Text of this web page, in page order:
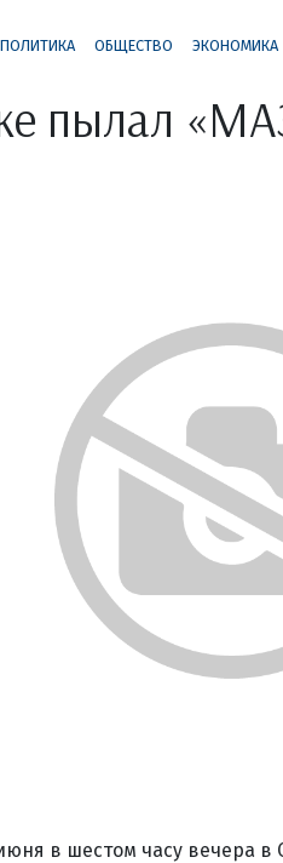
ПОЛИТИКА ОБЩЕСТВО ЭКОНОМИКА
пылал
в шестом часу вечера в